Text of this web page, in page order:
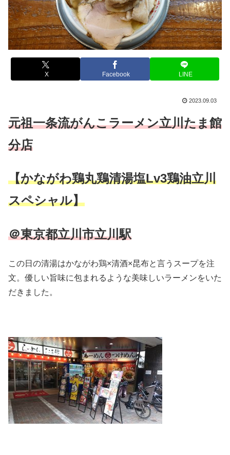
X Facebook LINE
2023.09.03
元祖一条流がんこラーメン立川たま館
分店
【かながわ鶏丸鶏清湯塩Lv3鶏油立川
スペシャル】
＠東京都立川市立川駅
この日の清湯はかながわ鶏×清酒×昆布と言うスープを注
文。優しい旨味に包まれるような美味しいラーメンをいた
だきました。